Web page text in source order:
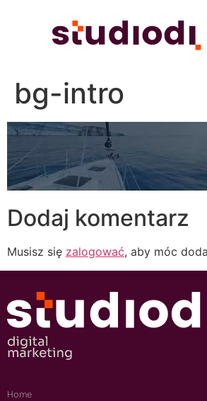
bg-intro
Dodaj komentarz
Musisz się zalogować, aby móc
Home